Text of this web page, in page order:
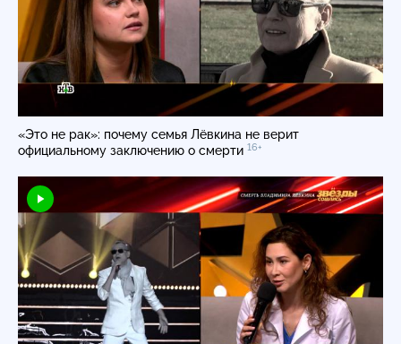
«Это не рак»: почему семья Лёвкина не верит
официальному заключению о смерти 16+